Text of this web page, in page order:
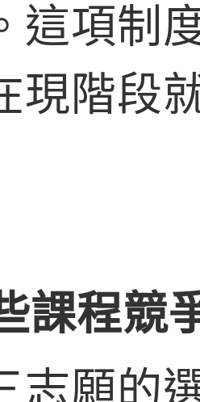
這項制
現階段
課程競
志願的